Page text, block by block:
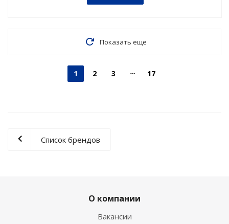
Показать еще
1 2 3 17
Список брендов
О компании
Вакансии